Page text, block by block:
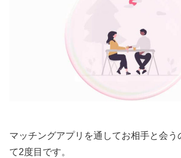
マッチングアプリを通してお相手と会う
て2度目です。